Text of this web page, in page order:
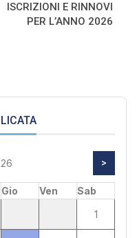
ISCRIZIONI E RINNOVI
PER L’ANNO 2026
>
Gio Ven
Sab
1